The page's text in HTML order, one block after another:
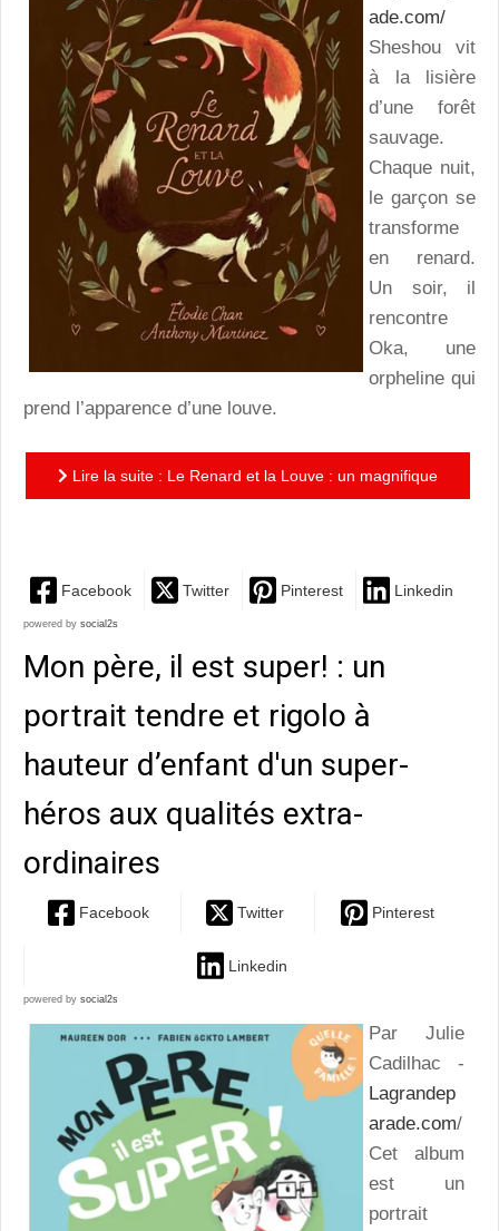
ade.com/
Sheshou vit
à la lisière
d’une forêt
sauvage.
Chaque nuit,
le garçon se
transforme
en renard.
Un soir, il
rencontre
Oka, une
orpheline qui
prend l’apparence d’une louve.
Lire la suite : Le Renard et la Louve : un magnifique
Facebook Twitter Pinterest Linkedin
powered by social2s
Mon père, il est super! : un
portrait tendre et rigolo à
hauteur d’enfant d'un super-
héros aux qualités extra-
ordinaires
Facebook Twitter Pinterest
Linkedin
powered by social2s
Par Julie
Cadilhac -
Lagrandep
arade.com/
Cet album
est un
portrait